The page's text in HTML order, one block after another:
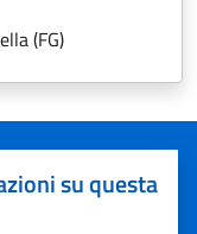
(FG)
su questa